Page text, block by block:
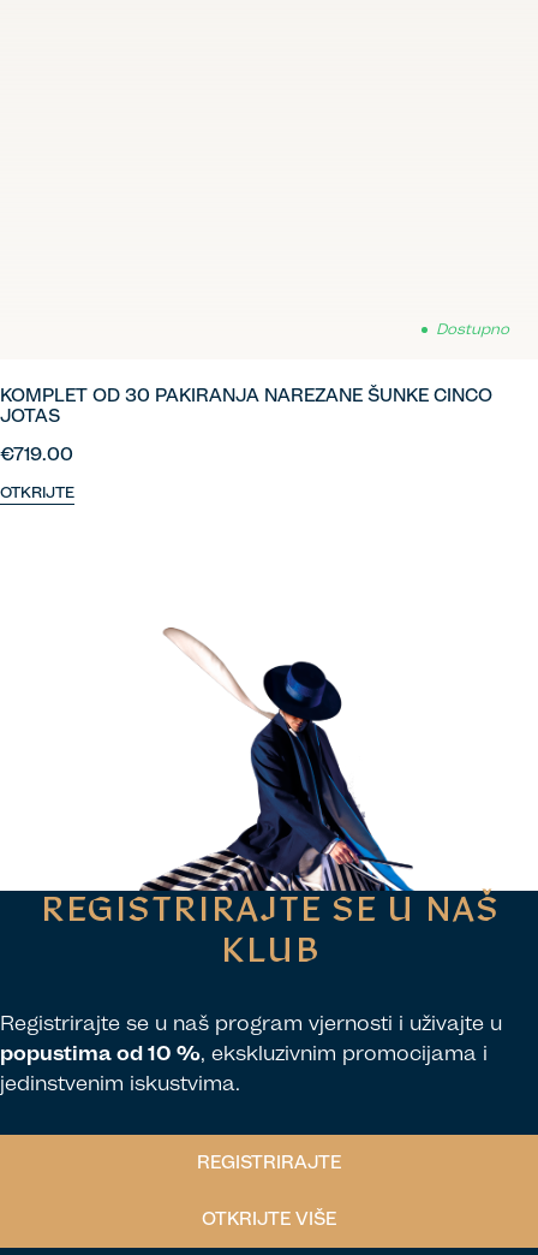
Dostupno
KOMPLET OD 30 PAKIRANJA NAREZANE ŠUNKE CINCO
JOTAS
€719.00
OTKRIJTE
REGISTRIRAJTE SE U NAŠ
KLUB
Registrirajte se u naš program vjernosti i uživajte u
popustima od 10 %, ekskluzivnim promocijama i
jedinstvenim iskustvima.
REGISTRIRAJTE
OTKRIJTE VIŠE